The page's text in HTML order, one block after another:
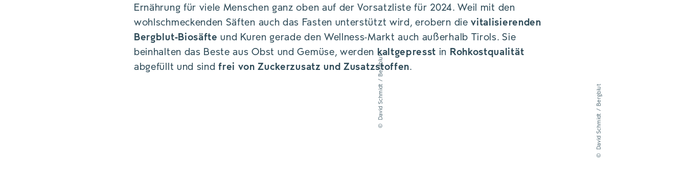
Ernährung für viele Menschen ganz oben auf der Vorsatzliste für 2024. Weil mit den
wohlschmeckenden Säften auch das Fasten unterstützt wird, erobern dievitalisierenden
Bergblut-Biosäfte und Kuren gerade den Wellness-Markt auch außerhalb Tirols. Sie
beinhalten das Beste aus Obst und Gemüse, werden kaltgepresst in Rohkostqualität
abgefüllt und sindfrei von Zuckerzusatz und Zusatzstoffen.
©
David Schmidt / Bergblut
©
David Schmidt / Bergblut